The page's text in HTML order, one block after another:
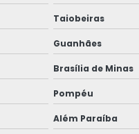
De Código De Barras
Congelados
Taiobeiras
Guanhães
Brasília de Minas
Pompéu
Além Paraíba